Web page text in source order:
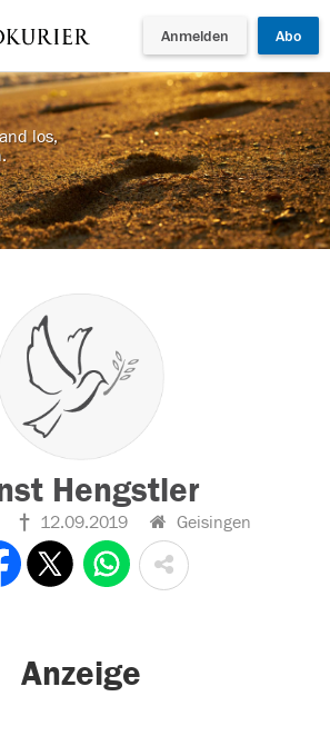
Anmelden Abo
los,
Hengstler
12.09.2019 Geisingen
Anzeige